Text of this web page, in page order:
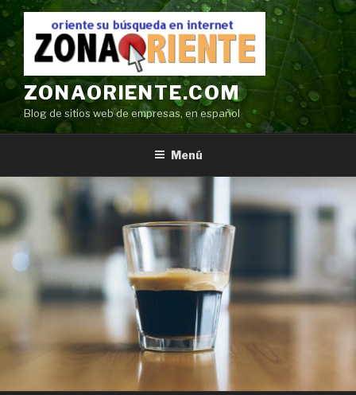
Ir
contenido
ZONAORIENTE.COM
Blog de sitios web de empresas, en español
Menú